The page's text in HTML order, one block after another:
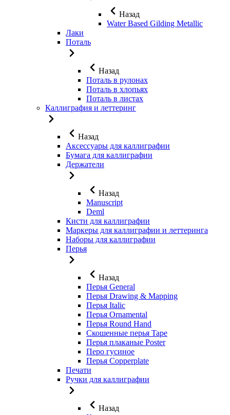
Назад
Water Based Gilding Metallic
Лаки
Поталь
Назад
Поталь в рулонах
Поталь в хлопьях
Поталь в листах
Каллиграфия и леттеринг
Назад
Аксессуары для каллиграфии
Бумага для каллиграфии
Держатели
Назад
Manuscript
Deml
Кисти для каллиграфии
Маркеры для каллиграфии и леттеринга
Наборы для каллиграфии
Перья
Назад
Перья General
Перья Drawing & Mapping
Перья Italic
Перья Ornamental
Перья Round Hand
Скошенные перья Tape
Перья плаканые Poster
Перо гусиное
Перья Copperplate
Печати
Ручки для каллиграфии
Назад